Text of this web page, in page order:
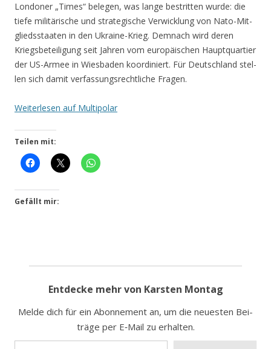
Lon­do­ner „Times“ bele­gen, was lan­ge bestrit­ten wur­de: die
tie­fe mili­tä­ri­sche und stra­te­gi­sche Ver­wick­lung von Nato-Mit­
glieds­staa­ten in den Ukrai­ne-Krieg. Dem­nach wird deren
Kriegs­be­tei­li­gung seit Jah­ren vom euro­päi­schen Haupt­quar­tier
der US-Armee in Wies­ba­den koor­di­niert. Für Deutsch­land stel­
len sich damit ver­fas­sungs­recht­li­che Fragen.
Wei­ter­le­sen auf Multipolar
Teilen mit:
Gefällt mir:
Entdecke mehr von Karsten Montag
Mel­de dich für ein Abon­ne­ment an, um die neu­es­ten Bei­
trä­ge per E‑Mail zu erhalten.
Gib dei­ne E‑Mail-Adres­se ein …